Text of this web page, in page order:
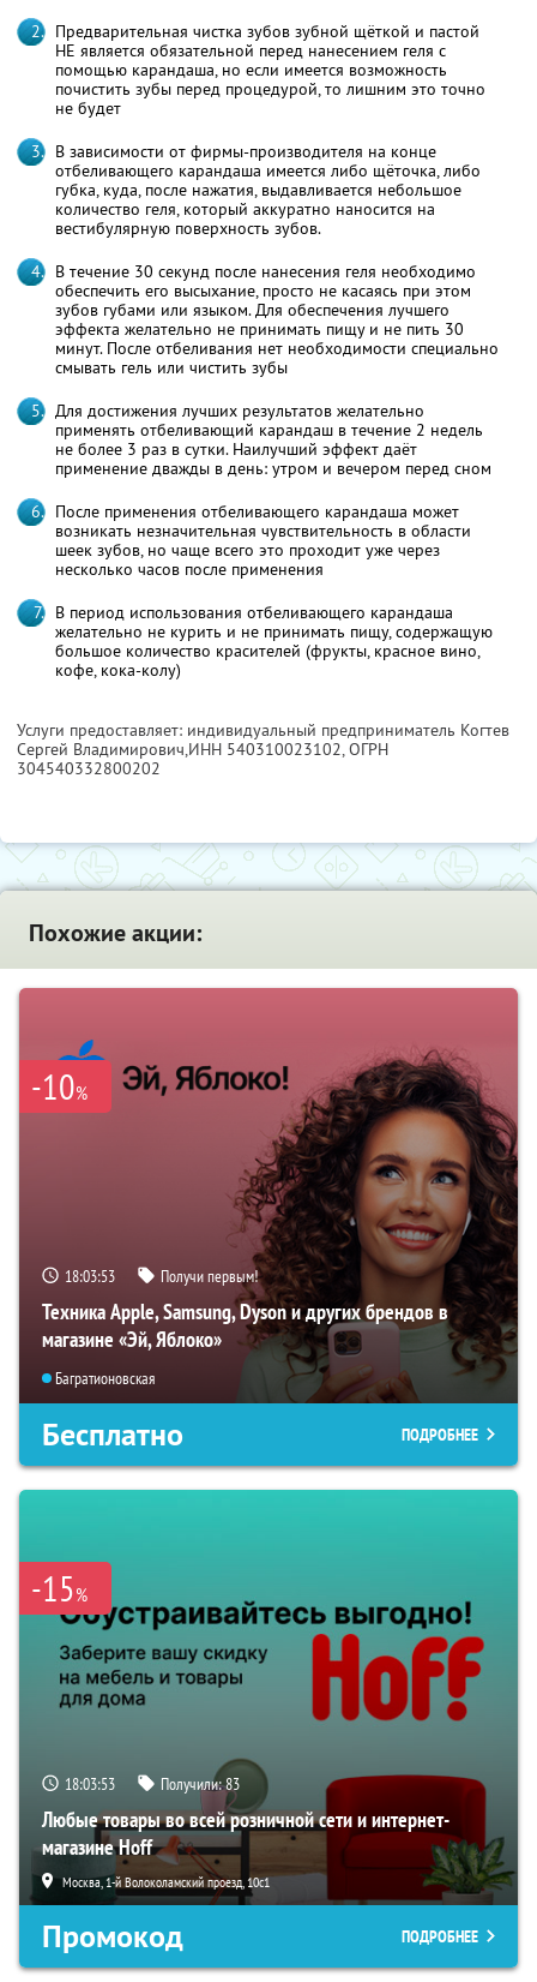
Предварительная чистка зубов зубной щёткой и пастой
НЕ является обязательной перед нанесением геля с
помощью карандаша, но если имеется возможность
почистить зубы перед процедурой, то лишним это точно
не будет
В зависимости от фирмы-производителя на конце
отбеливающего карандаша имеется либо щёточка, либо
губка, куда, после нажатия, выдавливается небольшое
количество геля, который аккуратно наносится на
вестибулярную поверхность зубов.
В течение 30 секунд после нанесения геля необходимо
обеспечить его высыхание, просто не касаясь при этом
зубов губами или языком. Для обеспечения лучшего
эффекта желательно не принимать пищу и не пить 30
минут. После отбеливания нет необходимости специально
смывать гель или чистить зубы
Для достижения лучших результатов желательно
применять отбеливающий карандаш в течение 2 недель
не более 3 раз в сутки. Наилучший эффект даёт
применение дважды в день: утром и вечером перед сном
После применения отбеливающего карандаша может
возникать незначительная чувствительность в области
шеек зубов, но чаще всего это проходит уже через
несколько часов после применения
В период использования отбеливающего карандаша
желательно не курить и не принимать пищу, содержащую
большое количество красителей (фрукты, красное вино,
кофе, кока-колу)
Услуги предоставляет: индивидуальный предприниматель Когтев
Сергей Владимирович,ИНН 540310023102, ОГРН
304540332800202
Похожие акции:
-10%
18:03:52 Получи первым!
Техника Apple, Samsung, Dyson и других брендов в
магазине «Эй, Яблоко»
Багратионовская
Бесплатно ПОДРОБНЕЕ
-15%
18:03:52 Получили:83
Любые товары во всей розничной сети и интернет-
магазине Hoff
Москва, 1-й Волоколамский проезд, 10с1
Промокод ПОДРОБНЕЕ